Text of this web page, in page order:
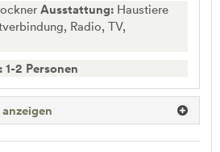
Ausstattung: Haustiere
Radio, TV,
2 Personen